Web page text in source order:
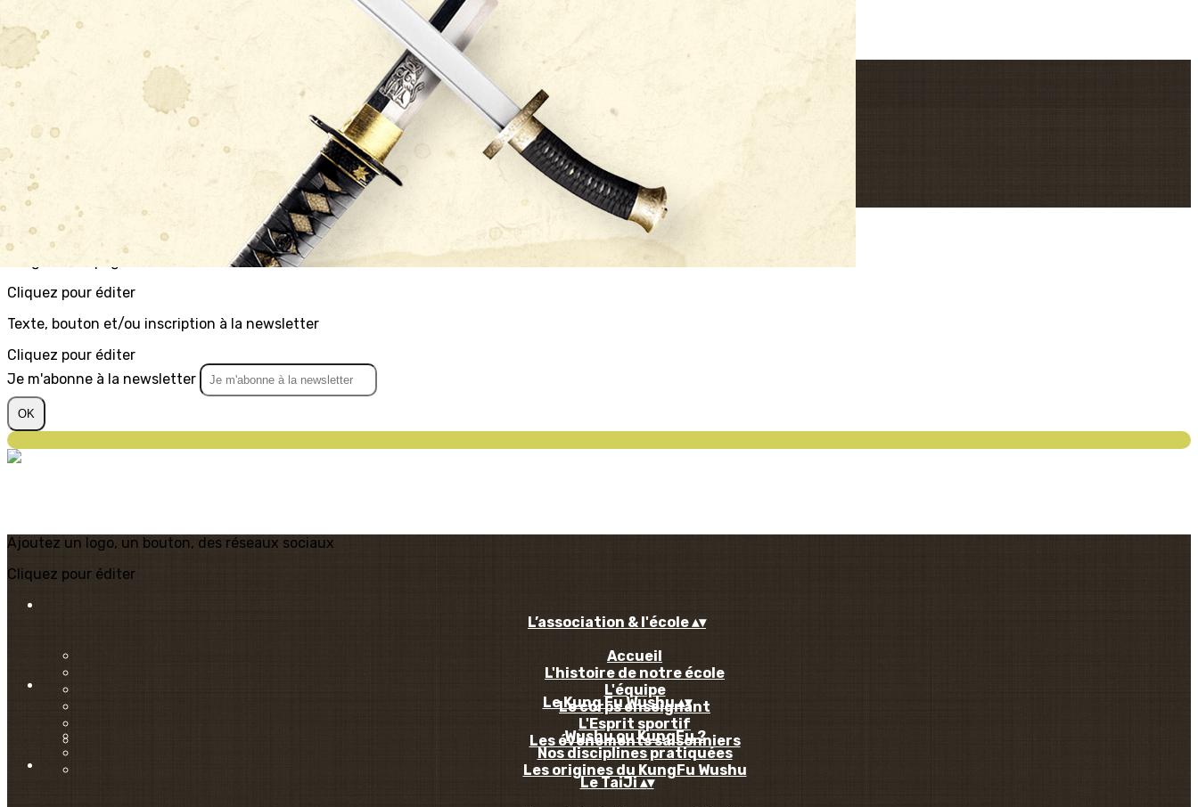
Exporter les lignes sélectionnées
Exporter toutes les colonnes
Exporter uniquement les colonnes affichées
Menu
Informations
Dossier d'inscription
Formulaire d'adhésion
Images de la page d'accueil
Cliquez pour éditer
Texte, bouton et/ou inscription à la newsletter
Cliquez pour éditer
Je m'abonne à la newsletter
OK
Ajoutez un logo, un bouton, des réseaux sociaux
Cliquez pour éditer
L’association & l'école▴▾
Accueil
L'histoire de notre école
L'équipe
Le corps enseignant
L'Esprit sportif
Les évènements saisonniers
Le Kung Fu Wushu▴▾
Wushu ou KungFu ?
Nos disciplines pratiquées
Les origines du KungFu Wushu
Le TaiJi▴▾